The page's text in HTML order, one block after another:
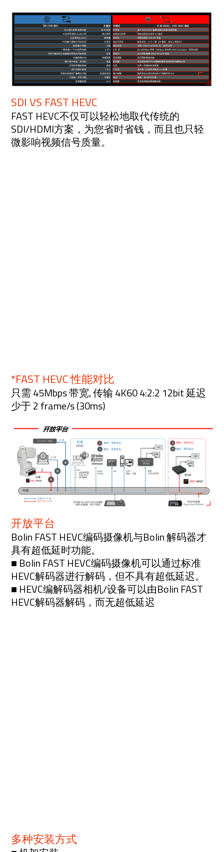
SDI VS FAST HEVC
FAST HEVC不仅可以轻松地取代传统的
SDI/HDMI方案，为您省时省钱，而且也只轻
微影响视频信号质量。
*FAST HEVC 性能对比
只需 45Mbps 带宽, 传输 4K60 4:2:2 12bit 延迟
少于 2 frame/s (30ms)
开放平台
Bolin FAST HEVC编码摄像机与Bolin 解码器才
具有超低延时功能。
■ Bolin FAST HEVC编码摄像机可以通过标准
HEVC解码器进行解码，但不具有超低延迟。
■ HEVC编解码器相机/设备可以由Bolin FAST
HEVC解码器解码，而无超低延迟
多种安装方式